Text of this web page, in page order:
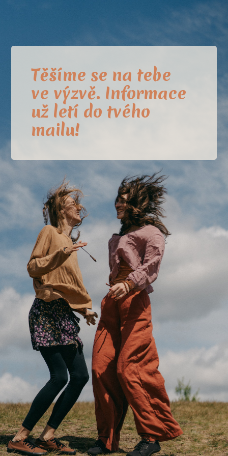
Těšíme se na tebe
ve výzvě. Informace
už letí do tvého
mailu!